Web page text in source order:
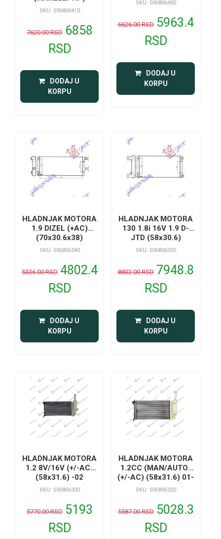
SKU: 036806410
7620.00 RSD 6858
RSD
DODAJ U
KORPU
SKU: 036806400
6626.00 RSD 5963.4
RSD
DODAJ U
KORPU
HLADNJAK MOTORA
1.9 DIZEL (+AC)
(70x30.6x38)
SKU: 036806340
5336.00 RSD 4802.4
RSD
DODAJ U
KORPU
HLADNJAK MOTORA
130 1.8i 16V 1.9 D-
JTD (58x30.6)
SKU: 036806335
8832.00 RSD 7948.8
RSD
DODAJ U
KORPU
HLADNJAK MOTORA
1.2 8V/16V (+/-AC)
(58x31.6) -02
(MARELLI TIP)
SKU: 036806330
5770.00 RSD 5193
RSD
HLADNJAK MOTORA
1.2CC (MAN/AUTO)
(+/-AC) (58x31.6) 01-
03 (VALEO TIP)
SKU: 036806320
5587.00 RSD 5028.3
RSD